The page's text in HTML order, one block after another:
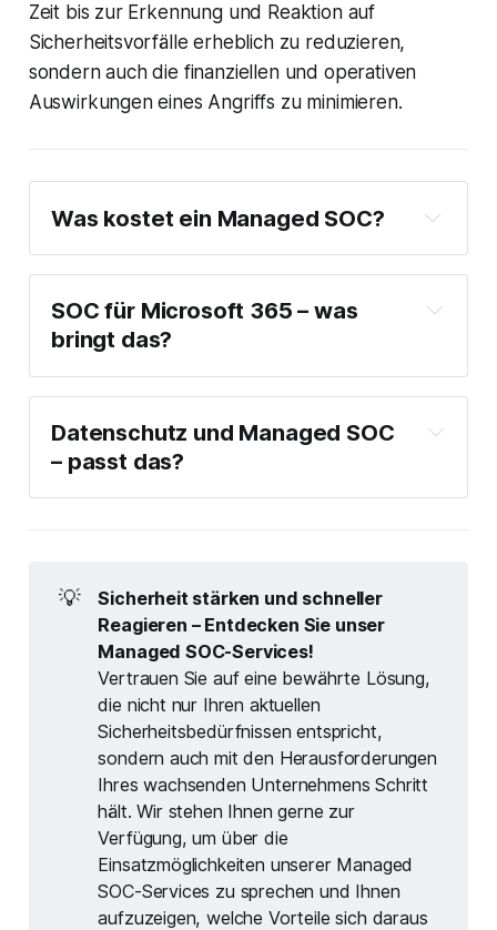
Zeit bis zur Erkennung und Reaktion auf
Sicherheitsvorfälle erheblich zu reduzieren,
sondern auch die finanziellen und operativen
Auswirkungen eines Angriffs zu minimieren.
Was kostet ein Managed SOC?
SOC für Microsoft 365 – was
bringt das?
Datenschutz und Managed SOC
– passt das?
💡
Sicherheit stärken und schneller
Reagieren – Entdecken Sie unser
Managed SOC-Services!
Vertrauen Sie auf eine bewährte Lösung,
die nicht nur Ihren aktuellen
Sicherheitsbedürfnissen entspricht,
sondern auch mit den Herausforderungen
Ihres wachsenden Unternehmens Schritt
hält. Wir stehen Ihnen gerne zur
Verfügung, um über die
Einsatzmöglichkeiten unserer Managed
SOC-Services zu sprechen und Ihnen
aufzuzeigen, welche Vorteile sich daraus